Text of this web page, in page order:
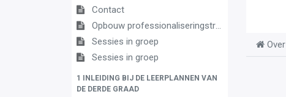
Contact
Opbouw professionaliseringstraject
Sessies in groep
Sessies in groep
1 INLEIDING BIJ DE LEERPLANNEN VAN
DE DERDE GRAAD
Over